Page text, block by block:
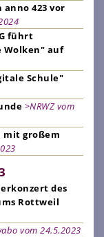
anno 423 vor
führt
Wolken" auf
Schule"
>NRWZ vom
mit großem
des
Rottweil
vom 24.5.2023